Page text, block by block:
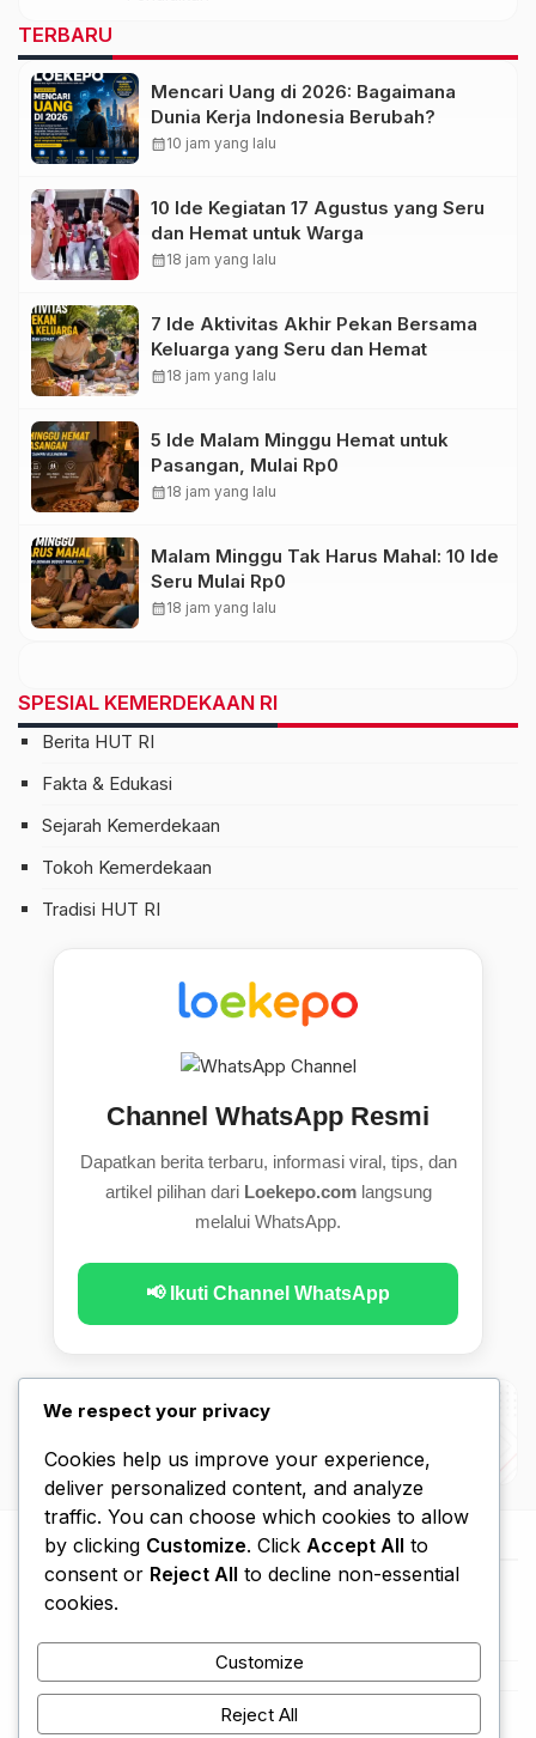
TERBARU
Mencari Uang di 2026: Bagaimana
Dunia Kerja Indonesia Berubah?
calendar_month10 jam yang lalu
10 Ide Kegiatan 17 Agustus yang Seru
dan Hemat untuk Warga
calendar_month18 jam yang lalu
7 Ide Aktivitas Akhir Pekan Bersama
Keluarga yang Seru dan Hemat
calendar_month18 jam yang lalu
5 Ide Malam Minggu Hemat untuk
Pasangan, Mulai Rp0
calendar_month18 jam yang lalu
Malam Minggu Tak Harus Mahal: 10 Ide
Seru Mulai Rp0
calendar_month18 jam yang lalu
SPESIAL KEMERDEKAAN RI
Berita HUT RI
Fakta & Edukasi
Sejarah Kemerdekaan
Tokoh Kemerdekaan
Tradisi HUT RI
Channel WhatsApp Resmi
Dapatkan berita terbaru, informasi viral, tips, dan
artikel pilihan dari Loekepo.comlangsung
melalui WhatsApp.
📢 Ikuti Channel WhatsApp
Beranda Tentang Kami
We respect your privacy
Cookies help us improve your experience,
deliver personalized content, and analyze
traffic. You can choose which cookies to allow
by clicking Customize. Click Accept All to
consent or Reject All to decline non-essential
cookies.
Customize
Reject All